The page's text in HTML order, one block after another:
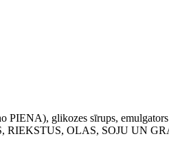
glikozes sīrups,
RIEKSTUS, OLAS, SOJU UN